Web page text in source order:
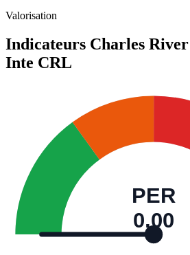
Valorisation
Indicateurs Charles
Inte CRL
PER
0,00